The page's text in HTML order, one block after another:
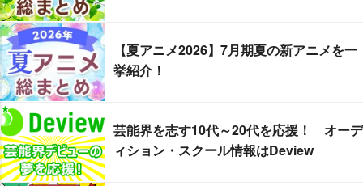
【夏アニメ2026】7月期夏の新アニメを一
挙紹介！
芸能界を志す10代～20代を応援！ オーデ
ィション・スクール情報はDeview